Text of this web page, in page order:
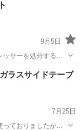
9月5日
サーを処分するこ
多少の使用感はあり
送料を負担して下さ
テレワーク
ラスサイドテーブ
7月25日
ておりましたが、